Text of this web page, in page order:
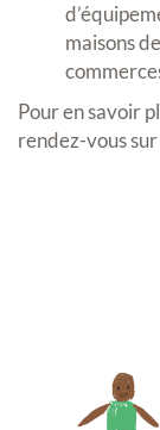
maisons
Pour en savoir
rendez-vous